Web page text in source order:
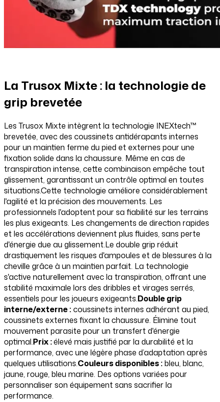
La Trusox Mixte : la technologie de
grip brevetée
Les Trusox Mixte intègrent la technologie INEXtech™
brevetée, avec des coussinets antidérapants internes
pour un maintien ferme du pied et externes pour une
fixation solide dans la chaussure. Même en cas de
transpiration intense, cette combinaison empêche tout
glissement, garantissant un contrôle optimal en toutes
situations.Cette technologie améliore considérablement
l'agilité et la précision des mouvements. Les
professionnels l'adoptent pour sa fiabilité sur les terrains
les plus exigeants. Les changements de direction rapides
et les accélérations deviennent plus fluides, sans perte
d'énergie due au glissement.Le double grip réduit
drastiquement les risques d'ampoules et de blessures à la
cheville grâce à un maintien parfait. La technologie
s'active naturellement avec la transpiration, offrant une
stabilité maximale lors des dribbles et virages serrés,
essentiels pour les joueurs exigeants.Double grip
interne/externe :coussinets internes adhérant au pied,
coussinets externes fixant la chaussure. Élimine tout
mouvement parasite pour un transfert d'énergie
optimal.Prix :élevé mais justifié par la durabilité et la
performance, avec une légère phase d’adaptation après
quelques utilisations.Couleurs disponibles :bleu, blanc,
jaune, rouge, bleu marine. Des options variées pour
personnaliser son équipement sans sacrifier la
performance.